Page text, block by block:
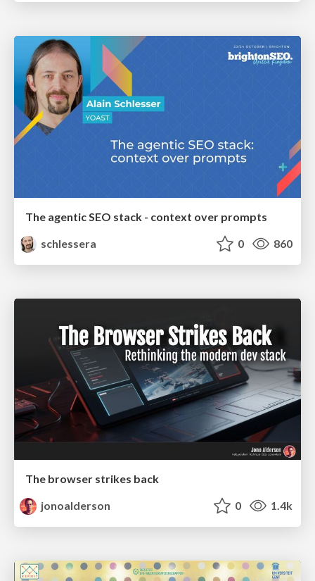
The agentic SEO stack - context over prompts
schlessera
0 860
The browser strikes back
jonoalderson
0 1.4k